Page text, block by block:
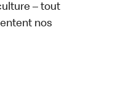
– tout
nos